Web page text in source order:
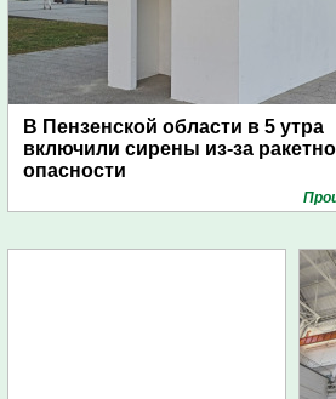
В Пензенской области в 5 утра
включили сирены из-за
опасности